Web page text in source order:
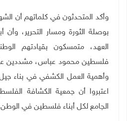
وأكد المتحدثون في كلماتهم أن
بوصلة الثورة ومسار التحرير،
العهد، متمسكون بقيادتهم
فلسطين محمود عباس، مشددين
وأهمية العمل الكشفي في بناء
اعتبروا أن جمعية الكشافة
الجامع لكل أبناء فلسطين في